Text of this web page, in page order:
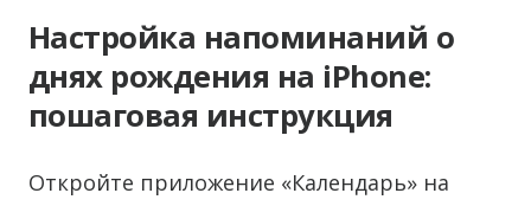
Настройка напоминаний о
днях рождения на iPhone:
пошаговая инструкция
Откройте приложение «Календарь» на